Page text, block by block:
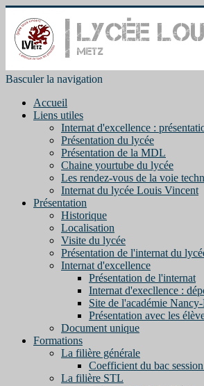
Basculer la navigation
Accueil
Liens utiles
Internat d'excellence :
Présentation du lycée
Présentation de la MDL
Chaine yourtube du lycée
Les rendez-vous de la voie
Internat du lycée Louis Vincent
Présentation
Historique
Localisation
Visite du lycée
Présentation de l'internat du
Internat d'excellence
Présentation de l'internat
Internat d'execllence :
Site de l'académie
Présentation avec les
Document unique
Formations
La filière générale
Coefficient du bac
La filière STL